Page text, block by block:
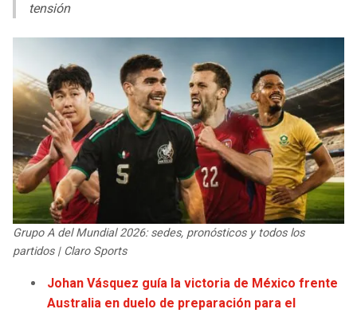
LIGA BETPLAY
BROWNS
STEELERS
TEXANS
COLTS
JAGUARS
COWBOYS
HAWKS
HORNETS
HEAT
MAGIC
WIZARDS
CLIPPERS
tensión
Grupo A del Mundial 2026: sedes, pronósticos y todos los
partidos | Claro Sports
Johan Vásquez guía la victoria de México frente
Australia en duelo de preparación para el